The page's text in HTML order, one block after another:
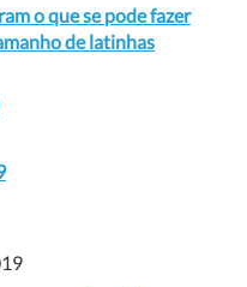
o que se pode fazer
de latinhas